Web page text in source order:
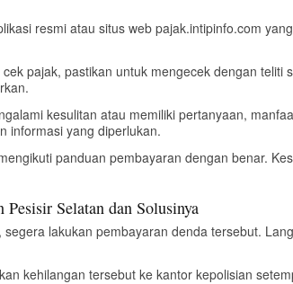
resmi atau situs web pajak.intipinfo.com
pajak, pastikan untuk mengecek dengan
kesulitan atau memiliki pertanyaan,
informasi yang diperlukan.
panduan pembayaran dengan benar.
Selatan dan Solusinya
lakukan pembayaran denda tersebut.
kehilangan tersebut ke kantor kepolisian